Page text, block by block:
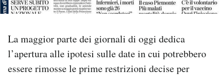
SHOP
La maggior parte dei giornali di oggi dedica
l’apertura alle ipotesi sulle date in cui potrebbero
essere rimosse le prime restrizioni decise per